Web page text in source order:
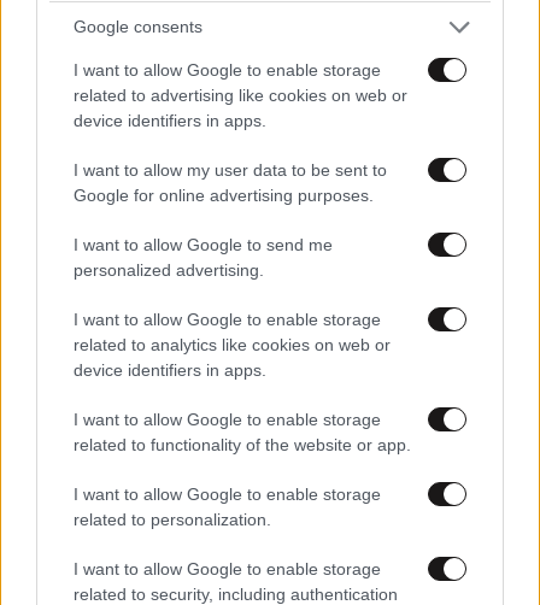
Google consents
I want to allow Google to enable storage
related to advertising like cookies on web or
device identifiers in apps.
I want to allow my user data to be sent to
Google for online advertising purposes.
I want to allow Google to send me
personalized advertising.
I want to allow Google to enable storage
related to analytics like cookies on web or
device identifiers in apps.
I want to allow Google to enable storage
related to functionality of the website or app.
I want to allow Google to enable storage
related to personalization.
I want to allow Google to enable storage
related to security, including authentication